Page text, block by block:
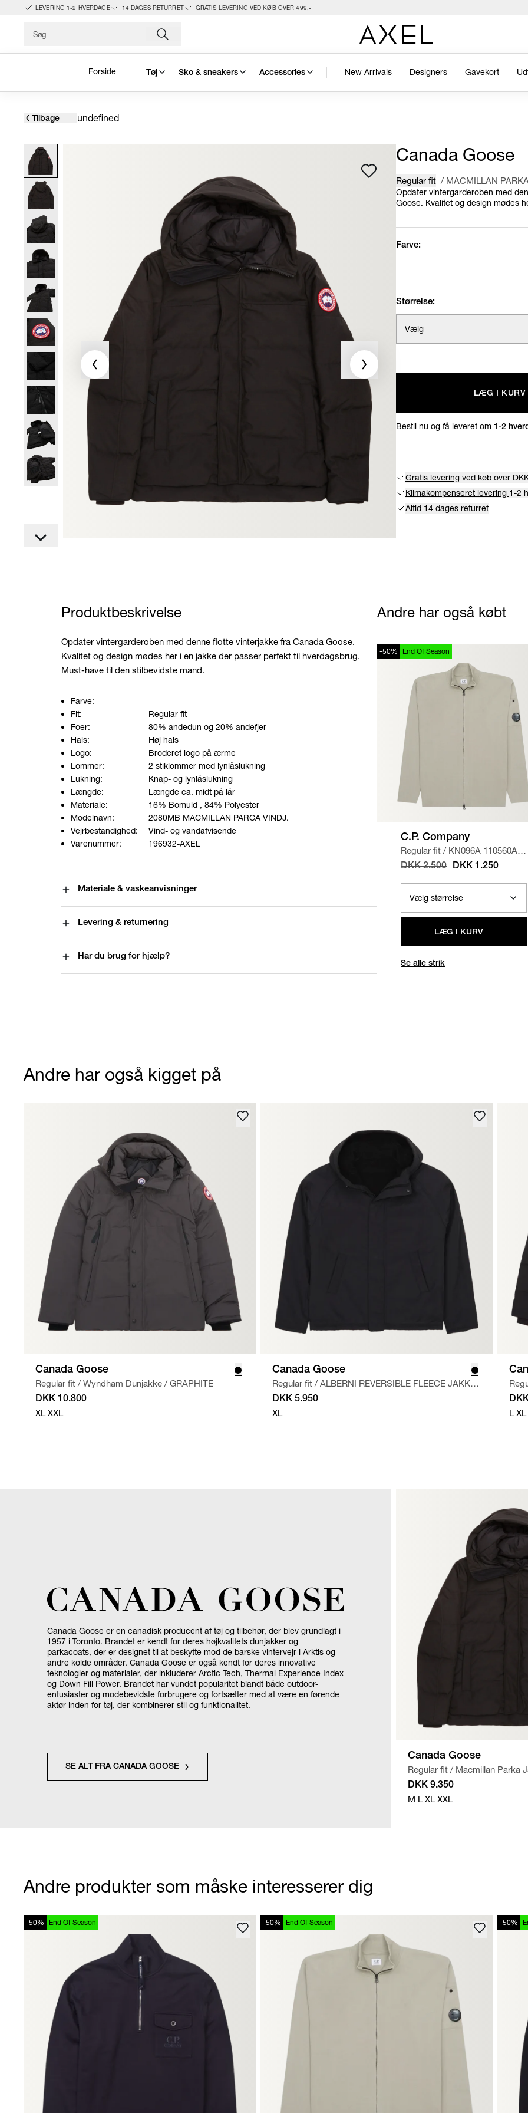
LEVERING 1-2 HVERDAGE 14 DAGES RETURRET GRATIS LEVERING VED KØB OVER 499,-
Forside Tøj Sko & sneakers Accessories New Arrivals Designers Gavekort
Tilbage undefined
Canada Goose
Regular fit / MACMILLAN
Opdater vintergarderoben med
Goose. Kvalitet og design mødes
Farve:
Størrelse:
Vælg
LÆG I KURV
Bestil nu og få leveret om 1-2
Gratis levering ved køb over
Klimakompenseret levering 1-2
Altid 14 dages returret
Produktbeskrivelse
Opdater vintergarderoben med denne flotte vinterjakke fra Canada Goose.
Kvalitet og design mødes her i en jakke der passer perfekt til hverdagsbrug.
Must-have til den stilbevidste mand.
Farve:
Fit:
Regular fit
Foer:
80% andedun og 20% andefjer
Hals:
Høj hals
Logo:
Broderet logo på ærme
Lommer:
2 stiklommer med lynlåslukning
Lukning:
Knap- og lynlåslukning
Længde:
Længde ca. midt på lår
Materiale:
16% Bomuld , 84% Polyester
Modelnavn:
2080MB MACMILLAN PARCA VINDJ.
Vejrbestandighed:
Vind- og vandafvisende
Varenummer:
196932-AXEL
Materiale & vaskeanvisninger
Levering & returnering
Har du brug for hjælp?
Andre har også købt
-50% End Of Season
C.P. Company
Regular fit / KN096A 110560A
STRIK
SAND
DKK 2.500 DKK 1.250
LÆG I KURV
Se alle strik
Andre har også kigget på
Canada Goose
Regular fit / Wyndham Dunjakke / GRAPHITE
DKK 10.800
XL XXL
Canada Goose
Regular fit / ALBERNI REVERSIBLE FLEECE JAKKE /
BLACK
DKK 5.950
XL L XL
Canada Goose er en canadisk producent af tøj og tilbehør, der blev grundlagt i
1957 i Toronto. Brandet er kendt for deres højkvalitets dunjakker og
parkacoats, der er designet til at beskytte mod de barske vintervejr i Arktis og
andre kolde områder. Canada Goose er også kendt for deres innovative
teknologier og materialer, der inkluderer Arctic Tech, Thermal Experience Index
og Down Fill Power. Brandet har vundet popularitet blandt både outdoor-
entusiaster og modebevidste forbrugere og fortsætter med at være en førende
aktør inden for tøj, der kombinerer stil og funktionalitet.
SE ALT FRA CANADA GOOSE
Canada Goose
Regular fit / Macmillan Parka
DKK 9.350
M L XL XXL
Andre produkter som måske interesserer dig
-50% End Of Season -50% End Of Season -50%